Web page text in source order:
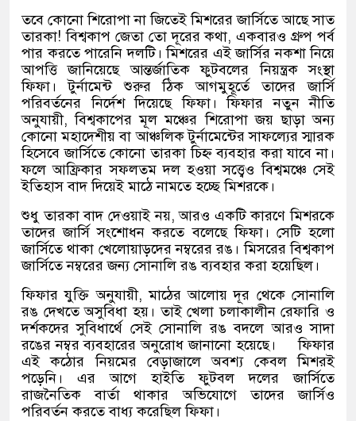
তবে কোনো শিরোপা না জিতেই মিশরের জার্সিতে আছে সাত
তারকা!বিশ্বকাপ জেতা তো দূরের কথা,একবারও গ্রুপ পর্ব
পার করতে পারেনি দলটি। মিশরের এই জার্সির নকশা নিয়ে
আপত্তি জানিয়েছে আন্তর্জাতিক ফুটবলের নিয়ন্ত্রক সংস্থা
ফিফা। টুর্নামেন্ট শুরুর ঠিক আগমুহূর্তে তাদের জার্সি
পরিবর্তনের নির্দেশ দিয়েছে ফিফা। ফিফার নতুন নীতি
অনুযায়ী,বিশ্বকাপের মূল মঞ্চের শিরোপা জয় ছাড়া অন্য
কোনো মহাদেশীয় বা আঞ্চলিক টুর্নামেন্টের সাফল্যের স্মারক
হিসেবে জার্সিতে কোনো তারকা চিহ্ন ব্যবহার করা যাবে না।
ফলে আফ্রিকার সফলতম দল হওয়া সত্ত্বেও বিশ্বমঞ্চে সেই
ইতিহাস বাদ দিয়েই মাঠে নামতে হচ্ছে মিশরকে।
শুধু তারকা বাদ দেওয়াই নয়,আরও একটি কারণে মিশরকে
তাদের জার্সি সংশোধন করতে বলেছে ফিফা। সেটি হলো
জার্সিতে থাকা খেলোয়াড়দের নম্বরের রঙ। মিসরের বিশ্বকাপ
জার্সিতে নম্বরের জন্য সোনালি রঙ ব্যবহার করা হয়েছিল।
ফিফার যুক্তি অনুযায়ী,মাঠের আলোয় দূর থেকে সোনালি
রঙ দেখতে অসুবিধা হয়। তাই খেলা চলাকালীন রেফারি ও
দর্শকদের সুবিধার্থে সেই সোনালি রঙ বদলে আরও সাদা
রঙের নম্বর ব্যবহারের অনুরোধ জানানো হয়েছে।
ফিফার
এই কঠোর নিয়মের বেড়াজালে অবশ্য কেবল মিশরই
পড়েনি। এর আগে হাইতি ফুটবল দলের জার্সিতে
রাজনৈতিক বার্তা থাকার অভিযোগে তাদের জার্সিও
পরিবর্তন করতে বাধ্য করেছিল ফিফা।